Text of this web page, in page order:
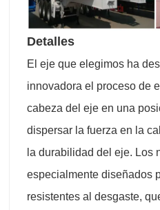
Detalles
El eje que elegimos ha
innovadora el proceso de
cabeza del eje en una
dispersar la fuerza en la
la durabilidad del eje. Los
especialmente diseñados
resistentes al desgaste,